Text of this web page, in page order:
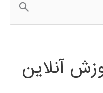
آنلاین